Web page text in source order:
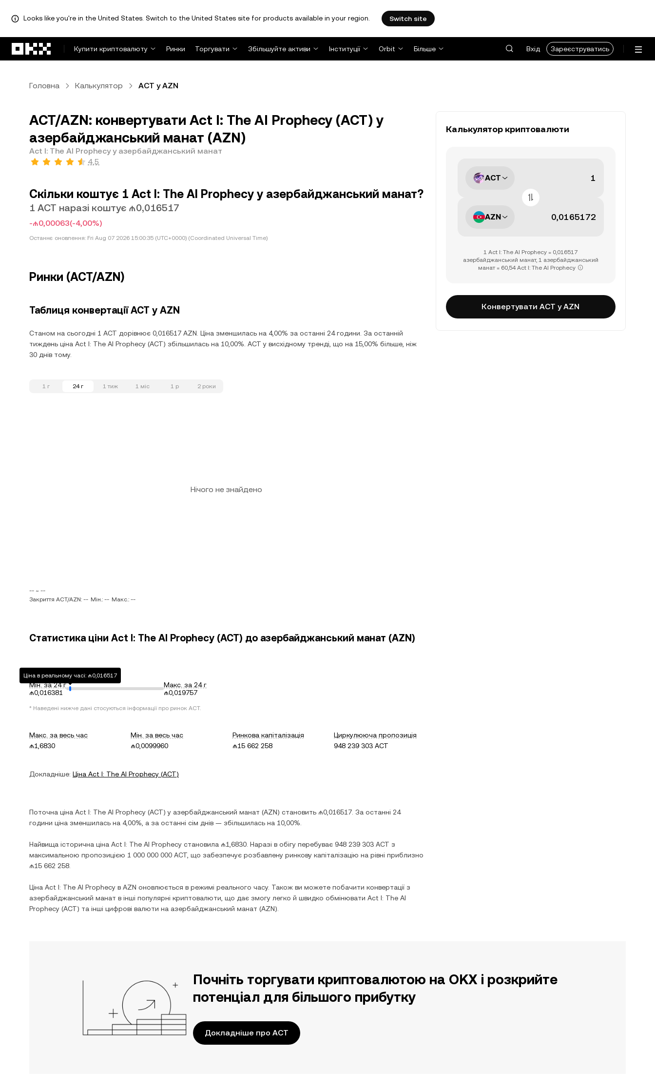
Looks like you're in the United States. Switch to the United States site for products available in your region. Switch site
Купити криптовалюту
Ринки Торгувати Збільшуйте активи Інституції Orbit Більше Вхід Зареєструватись
Головна Калькулятор ACT у AZN
ACT/AZN: конвертувати Act I: The AI Prophecy (ACT) у
азербайджанський манат (AZN)
Act I: The AI Prophecy у азербайджанський манат
4,5
Скільки коштує 1 Act I: The AI Prophecy у азербайджанський манат?
1 ACT наразі коштує ₼0,016517
-₼0,00063(-4,00%)
Останнє оновлення: Fri Aug 07 2026 15:00:35 (UTC+0000) (Coordinated Universal Time)
Ринки (ACT/AZN)
Таблиця конвертації ACT у AZN
Станом на сьогодні 1 ACT дорівнює 0,016517 AZN. Ціна зменшилась на 4,00% за останні 24 години. За останній
тиждень ціна Act I: The AI Prophecy (ACT) збільшилась на 10,00%. ACT у висхідному тренді, що на 15,00% більше, ніж
30 днів тому.
1 г 24 г 1 тиж 1 міс 1 р 2 роки
Нічого не знайдено
-- ~ --
Закриття ACT/AZN: -- Мін.: -- Макс.: --
Статистика ціни Act I: The AI Prophecy (ACT) до азербайджанський манат (AZN)
Мін. за 24 г
₼0,016381
Ціна в реальному часі: ₼0,016517
Макс. за 24 г
₼0,019757
* Наведені нижче дані стосуються інформації про ринок ACT.
Макс. за весь час
₼1,6830
Мін. за весь час
₼0,0099960
Ринкова капіталізація
₼15 662 258
Циркулююча пропозиція
948 239 303 ACT
Докладніше: Ціна Act I: The AI Prophecy (ACT)
Поточна ціна Act I: The AI Prophecy (ACT) у азербайджанський манат (AZN) становить ₼0,016517 . За останні 24
години ціна зменшилась на 4,00% , а за останні сім днів — збільшилась на 10,00%
Найвища історична ціна Act I: The AI Prophecy становила ₼1,6830 . Наразі в обігу перебуває 948 239 303 ACT з
максимальною пропозицією 1 000 000 000 ACT , що забезпечує розбавлену ринкову капіталізацію на рівні приблизно
₼15 662 258
Ціна Act I: The AI Prophecy в AZN оновлюється в режимі реального часу. Також ви можете побачити конвертації з
азербайджанський манат в інші популярні криптовалюти, що дає змогу легко й швидко обмінювати Act I: The AI
Prophecy (ACT) та інші цифрові валюти на азербайджанський манат (AZN).
Калькулятор криптовалюти
ACT
AZN
1 Act I: The AI Prophecy = 0,016517
азербайджанський манат, 1 азербайджанський
манат = 60,54 Act I: The AI Prophecy
Конвертувати ACT у AZN
Почніть торгувати криптовалютою на OKX і розкрийте
потенціал для більшого прибутку
Докладніше про ACT